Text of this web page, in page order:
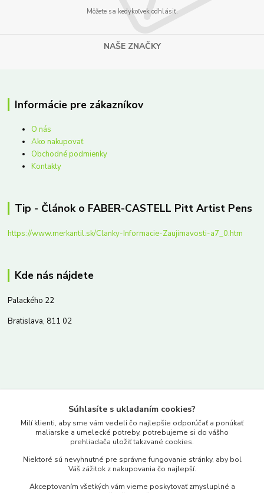
Môžete sa kedykoľvek odhlásiť.
NAŠE ZNAČKY
Informácie pre zákazníkov
O nás
Ako nakupovať
Obchodné podmienky
Kontakty
Tip - Článok o FABER-CASTELL Pitt Artist Pens
https://www.merkantil.sk/Clanky-Informacie-Zaujimavosti-a7_0.htm
Kde nás nájdete
Palackého 22
Bratislava, 811 02
www.merkantil.sk
Pondelok-Piatok: 9.00-17.00hod.
objednavky@merkantil-obchod.sk
Súhlasíte s ukladaním cookies?
Milí klienti, aby sme vám vedeli čo najlepšie odporúčať a ponúkať
maliarske a umelecké potreby, potrebujeme si do vášho
prehliadača uložiť takzvané cookies.
Niektoré sú nevyhnutné pre správne fungovanie stránky, aby bol
Váš zážitok z nakupovania čo najlepší.
Akceptovaním všetkých vám vieme poskytovať zmysluplné a